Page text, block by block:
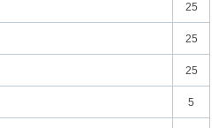
25
25
25
5